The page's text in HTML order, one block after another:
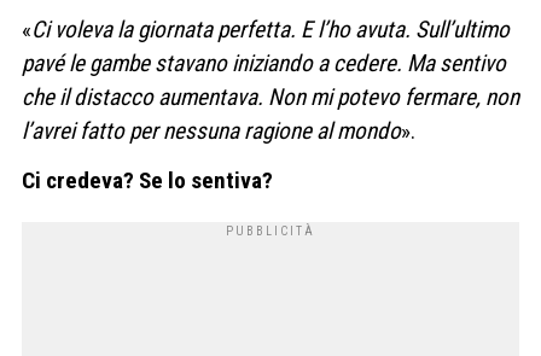
«Ci voleva la giornata perfetta. E l’ho avuta. Sull’ultimo
pavé le gambe stavano iniziando a cedere. Ma sentivo
che il distacco aumentava. Non mi potevo fermare, non
l’avrei fatto per nessuna ragione al mondo».
Ci credeva? Se lo sentiva?